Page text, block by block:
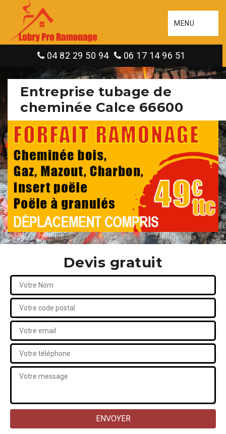
MENU
04 82 29 50 94 06 17 14 96 51
Entreprise tubage de
cheminée Calce 66600
Devis gratuit